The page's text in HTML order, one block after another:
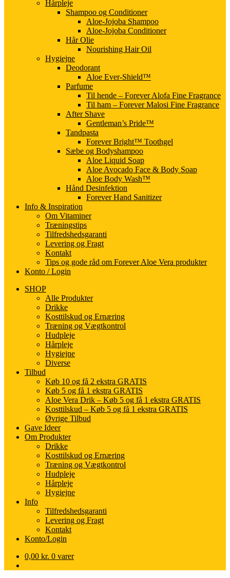
Hårpleje
Shampoo og Conditioner
Aloe-Jojoba Shampoo
Aloe-Jojoba Conditioner
Hår Olie
Nourishing Hair Oil
Hygiejne
Deodorant
Aloe Ever-Shield™
Parfume
Til hende – Forever Alofa Fine Fragrance
Til ham – Forever Malosi Fine Fragrance
After Shave
Gentleman’s Pride™
Tandpasta
Forever Bright™ Toothgel
Sæbe og Bodyshampoo
Aloe Liquid Soap
Aloe Avocado Face & Body Soap
Aloe Body Wash™
Hånd Desinfektion
Forever Hand Sanitizer
Info & Inspiration
Om Vitaminer
Træningstips
Tilfredshedsgaranti
Levering og Fragt
Kontakt
Tips og gode råd om Forever Aloe Vera produkter
Konto / Login
SHOP
Alle Produkter
Drikke
Kosttilskud og Ernæring
Træning og Vægtkontrol
Hudpleje
Hårpleje
Hygiejne
Diverse
Tilbud
Køb 10 og få 2 ekstra GRATIS
Køb 5 og få 1 ekstra GRATIS
Aloe Vera Drik – Køb 5 og få 1 ekstra GRATIS
Kosttilskud – Køb 5 og få 1 ekstra GRATIS
Øvrige Tilbud
Gave Ideer
Om Produkter
Drikke
Kosttilskud og Ernæring
Træning og Vægtkontrol
Hudpleje
Hårpleje
Hygiejne
Info
Tilfredshedsgaranti
Levering og Fragt
Kontakt
Konto/Login
0,00 kr. 0 varer